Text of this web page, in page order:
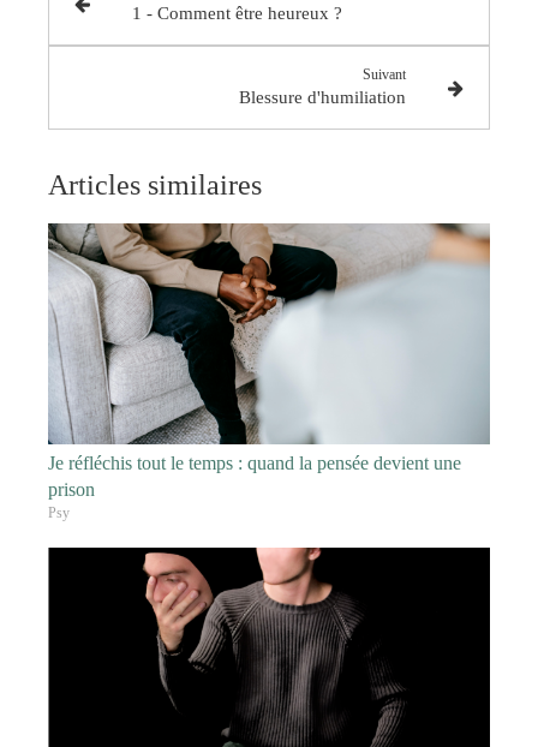
1 - Comment être heureux ?
Suivant
Blessure d'humiliation
Articles similaires
Je réfléchis tout le temps : quand la pensée devient une
prison
Psy